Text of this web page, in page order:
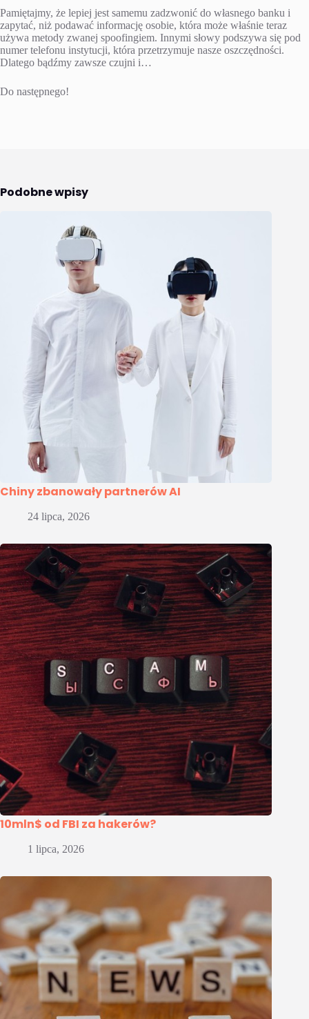
Pamiętajmy, że lepiej jest samemu zadzwonić do własnego banku i
zapytać, niż podawać informację osobie, która może właśnie teraz
używa metody zwanej spoofingiem. Innymi słowy podszywa się pod
numer telefonu instytucji, która przetrzymuje nasze oszczędności.
Dlatego bądźmy zawsze czujni i…
Do następnego!
Podobne wpisy
Chiny zbanowały partnerów AI
24 lipca, 2026
10mln$ od FBI za hakerów?
1 lipca, 2026